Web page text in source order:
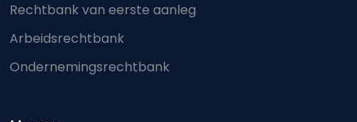
Rechtbank van eerste aanleg
Arbeidsrechtbank
Ondernemingsrechtbank